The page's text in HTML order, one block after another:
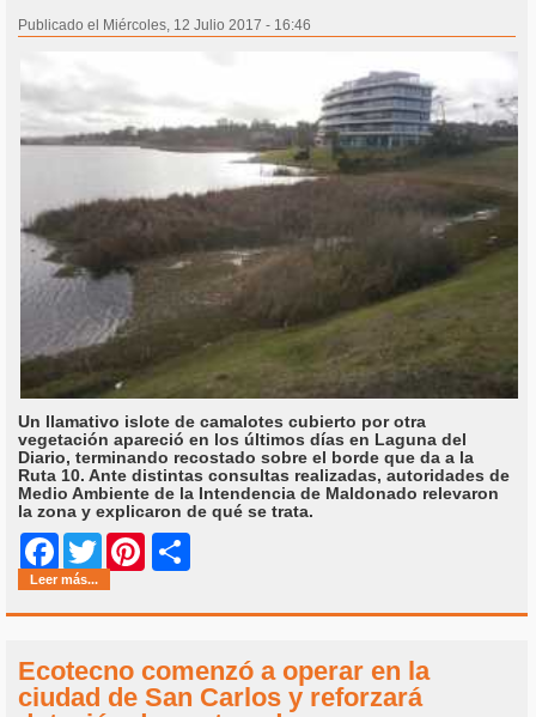
Publicado el Miércoles, 12 Julio 2017 - 16:46
Un llamativo islote de camalotes cubierto por otra
vegetación apareció en los últimos días en Laguna del
Diario, terminando recostado sobre el borde que da a la
Ruta 10. Ante distintas consultas realizadas, autoridades de
Medio Ambiente de la Intendencia de Maldonado relevaron
la zona y explicaron de qué se trata.
Facebook
Twitter Pinterest
Leer más...
Ecotecno comenzó a operar en la
ciudad de San Carlos y reforzará